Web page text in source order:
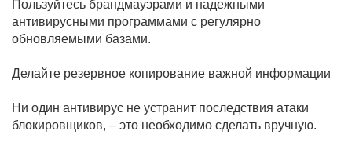
Пользуйтесь брандмауэрами и надежными
антивирусными программами с регулярно
обновляемыми базами.
Делайте резервное копирование важной информации
Ни один антивирус не устранит последствия атаки
блокировщиков, – это необходимо сделать вручную.